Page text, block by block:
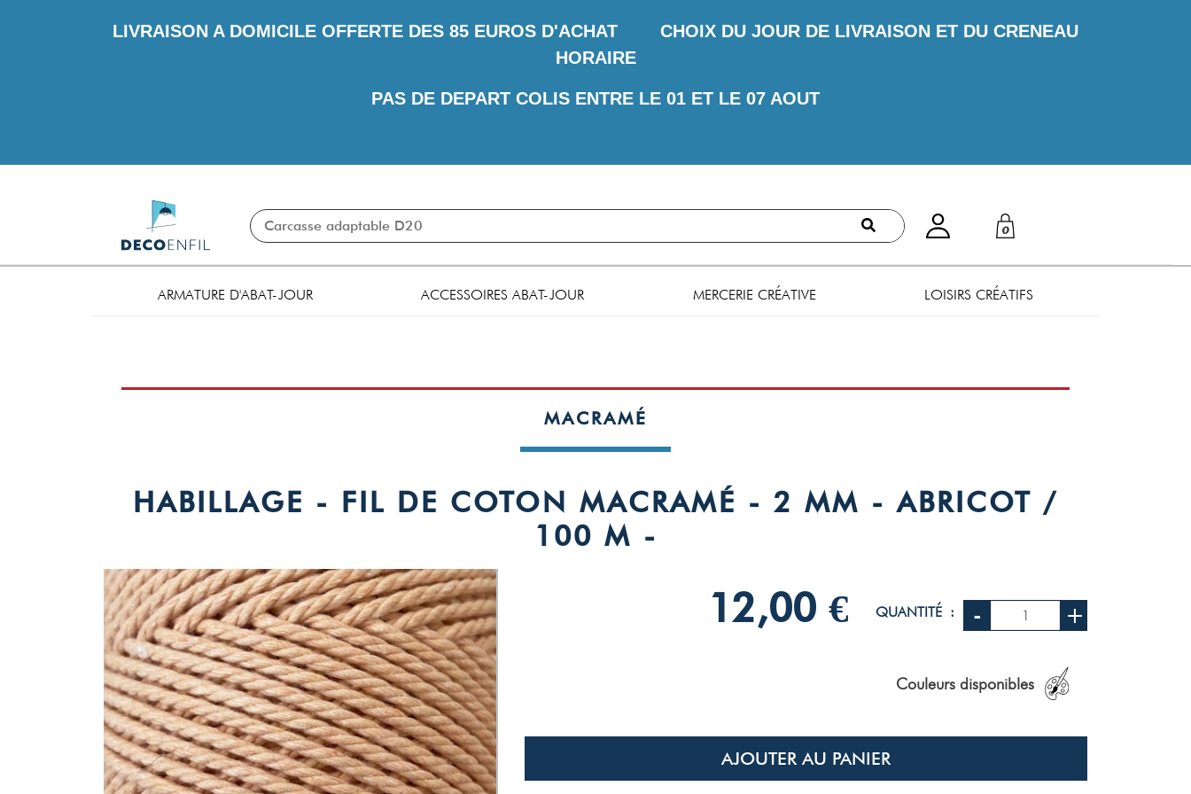
LIVRAISON A DOMICILE OFFERTE DES 85 EUROS D'ACHAT CHOIX DU JOUR DE LIVRAISON ET DU CRENEAU
HORAIRE
PAS DE DEPART COLIS ENTRE LE 01 ET LE 07 AOUT
0
ARMATURE D'ABAT-JOUR ACCESSOIRES ABAT-JOUR MERCERIE CRÉATIVE LOISIRS CRÉATIFS
MACRAMÉ
HABILLAGE - FIL DE COTON MACRAMÉ - 2 MM - ABRICOT /
100 M -
12,00 € QUANTITÉ : - +
Couleurs disponibles
AJOUTER AU PANIER